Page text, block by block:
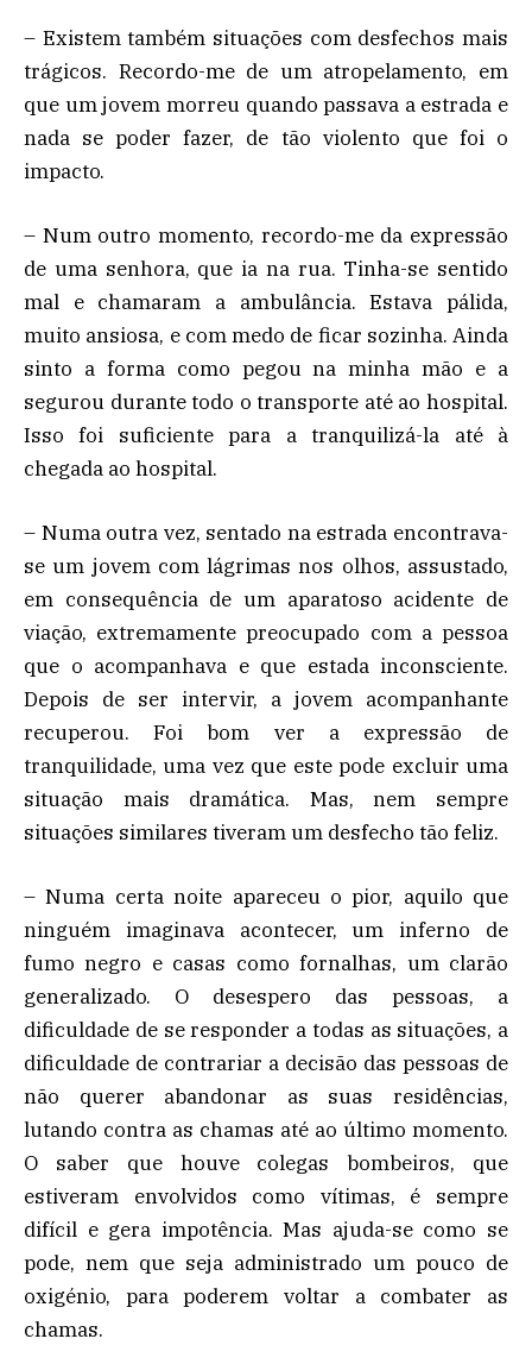
– Existem também situações com desfechos mais
trágicos. Recordo-me de um atropelamento, em
que um jovem morreu quando passava a estrada e
nada se poder fazer, de tão violento que foi o
impacto.
– Num outro momento, recordo-me da expressão
de uma senhora, que ia na rua. Tinha-se sentido
mal e chamaram a ambulância. Estava pálida,
muito ansiosa, e com medo de ficar sozinha. Ainda
sinto a forma como pegou na minha mão e a
segurou durante todo o transporte até ao hospital.
Isso foi suficiente para a tranquilizá-la até à
chegada ao hospital.
– Numa outra vez, sentado na estrada encontrava-
se um jovem com lágrimas nos olhos, assustado,
em consequência de um aparatoso acidente de
viação, extremamente preocupado com a pessoa
que o acompanhava e que estada inconsciente.
Depois de ser intervir, a jovem acompanhante
recuperou. Foi bom ver a expressão de
tranquilidade, uma vez que este pode excluir uma
situação mais dramática. Mas, nem sempre
situações similares tiveram um desfecho tão feliz.
– Numa certa noite apareceu o pior, aquilo que
ninguém imaginava acontecer, um inferno de
fumo negro e casas como fornalhas, um clarão
generalizado. O desespero das pessoas, a
dificuldade de se responder a todas as situações, a
dificuldade de contrariar a decisão das pessoas de
não querer abandonar as suas residências,
lutando contra as chamas até ao último momento.
O saber que houve colegas bombeiros, que
estiveram envolvidos como vítimas, é sempre
difícil e gera impotência. Mas ajuda-se como se
pode, nem que seja administrado um pouco de
oxigénio, para poderem voltar a combater as
chamas.